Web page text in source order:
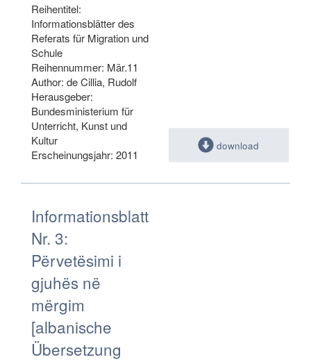
Reihentitel:
Informationsblätter des
Referats für Migration und
Schule
Reihennummer: Mär.11
Author: de Cillia, Rudolf
Herausgeber:
Bundesministerium für
Unterricht, Kunst und
Kultur
Erscheinungsjahr: 2011
download
Informationsblatt
Nr. 3:
Përvetësimi i
gjuhës në
mërgim
[albanische
Übersetzung